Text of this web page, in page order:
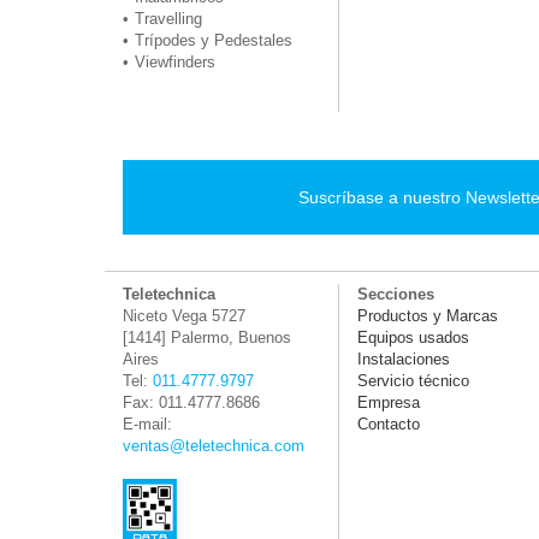
Travelling
Trípodes y Pedestales
Viewfinders
Suscríbase a nuestro
Teletechnica
Niceto Vega 5727
[1414] Palermo, Buenos
Aires
Tel: 011.4777.9797
Fax: 011.4777.8686
E-mail:
ventas@teletechnica.com
Secciones
Productos y Marcas
Equipos usados
Instalaciones
Servicio técnico
Empresa
Contacto